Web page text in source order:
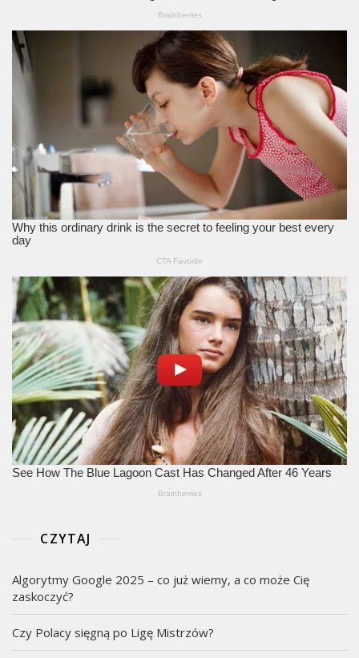
CZYTAJ
Algorytmy Google 2025 – co już wiemy, a co może Cię
zaskoczyć?
Czy Polacy sięgną po Ligę Mistrzów?